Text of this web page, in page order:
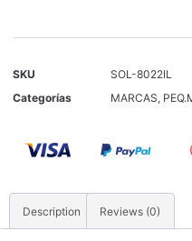
SKU
SOL-8022IL
Categorías
MARCAS,
Description Reviews (0)